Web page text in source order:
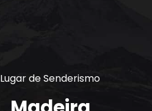
Lugar de Senderismo